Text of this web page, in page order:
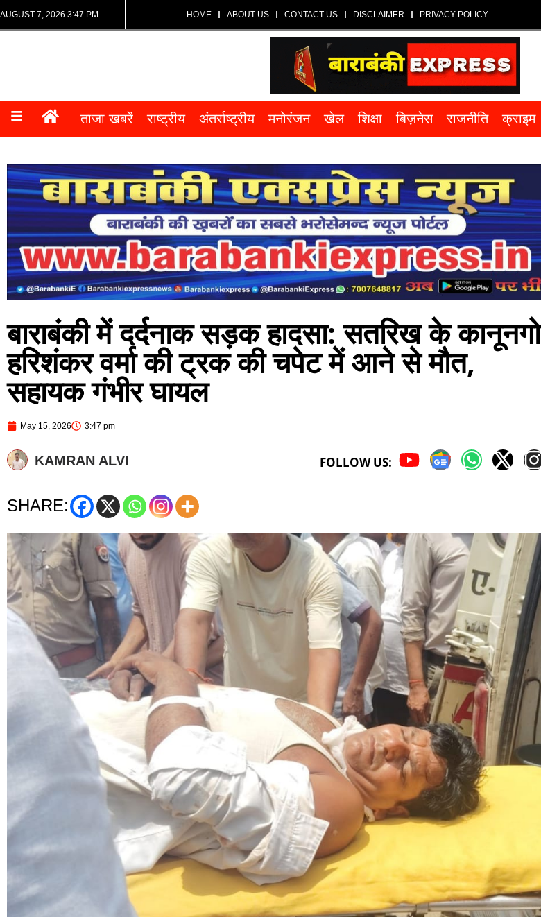
AUGUST 7, 2026 3:47 PM HOME ABOUT US CONTACT US DISCLAIMER PRIVACY POLICY
ताजा खबरें राष्ट्रीय अंतर्राष्ट्रीय मनोरंजन खेल शिक्षा बिज़नेस राजनीति क्राइम
बाराबंकी में दर्दनाक सड़क हादसा: सतरिख के कानूनगो
हरिशंकर वर्मा की ट्रक की चपेट में आने से मौत,
सहायक गंभीर घायल
May 15, 2026 3:47 pm
KAMRAN ALVI FOLLOW US:
SHARE: